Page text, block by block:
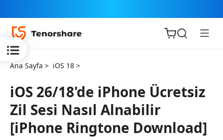
iOS için
ReiBoot
Ana Sayfa > iOS 18 >
iOS 26/18'de iPhone Ücretsiz
Zil Sesi Nasıl Alnabilir
[iPhone Ringtone Download]